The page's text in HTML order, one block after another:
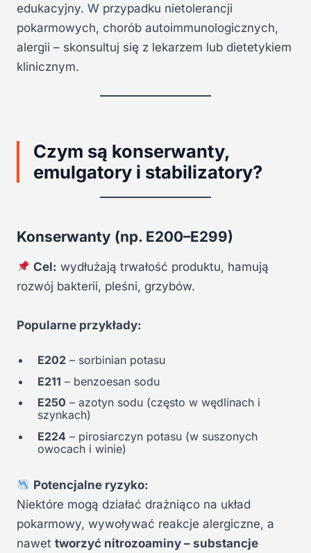
edukacyjny. W przypadku nietolerancji
pokarmowych, chorób autoimmunologicznych,
alergii – skonsultuj się z lekarzem lub dietetykiem
klinicznym.
Czym są konserwanty,
emulgatory i stabilizatory?
Konserwanty (np. E200–E299)
Cel: wydłużają trwałość produktu, hamują
rozwój bakterii, pleśni, grzybów.
Popularne przykłady:
E202 – sorbinian potasu
E211 – benzoesan sodu
E250 – azotyn sodu (często w wędlinach i
szynkach)
E224 – pirosiarczyn potasu (w suszonych
owocach i winie)
Potencjalne ryzyko:
Niektóre mogą działać drażniąco na układ
pokarmowy, wywoływać reakcje alergiczne, a
nawet tworzyć nitrozoaminy – substancje